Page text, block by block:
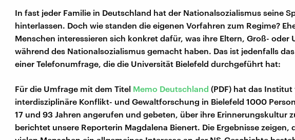
In fast jeder Familie in Deutschland hat der Nationalsozialismus seine
hinterlassen. Doch wie standen die eigenen Vorfahren zum Regime?
Menschen interessieren sich konkret dafür, was ihre Eltern, Groß- oder
während des Nationalsozialismus gemacht haben. Das ist jedenfalls
einer Telefonumfrage, die die Universität Bielefeld durchgeführt hat:
Für die Umfrage mit dem Titel Memo Deutschland (PDF) hat das Institut
interdisziplinäre Konflikt- und Gewaltforschung in Bielefeld 1000
17 und 93 Jahren angerufen und gebeten, über ihre Erinnerungskultur
berichtet unsere Reporterin Magdalena Bienert. Die Ergebnisse zeigen,